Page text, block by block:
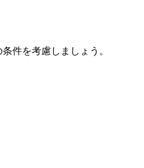
件を考慮しましょう。